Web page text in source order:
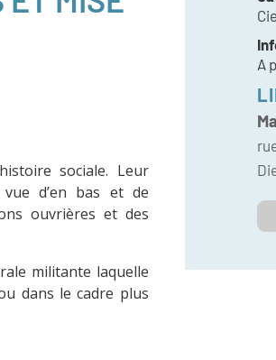
sociale. Leur
d’en bas et de
ouvrières et des
militante laquelle
dans le cadre plus
A